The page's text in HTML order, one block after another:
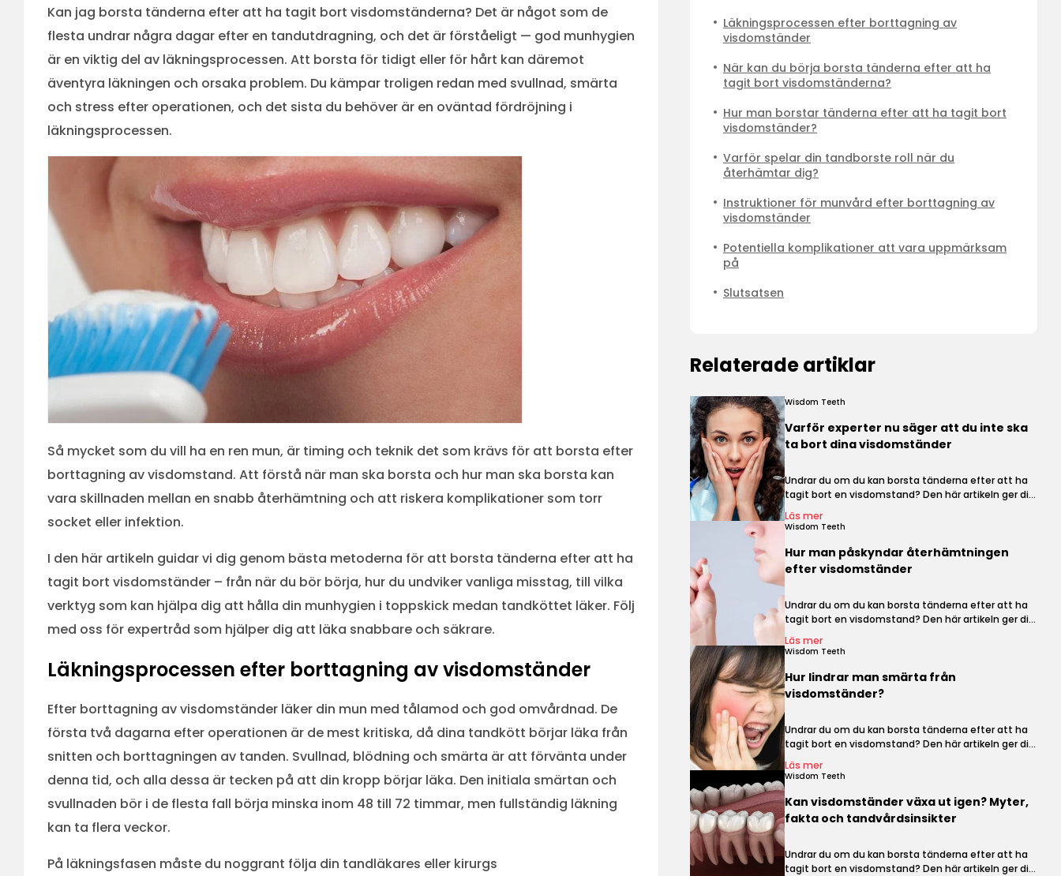
Kan jag borsta tänderna efter att ha tagit bort visdomständerna? Det är något som de
flesta undrar några dagar efter en tandutdragning, och det är förståeligt — god munhygien
är en viktig del av läkningsprocessen. Att borsta för tidigt eller för hårt kan däremot
äventyra läkningen och orsaka problem. Du kämpar troligen redan med svullnad, smärta
och stress efter operationen, och det sista du behöver är en oväntad fördröjning i
läkningsprocessen.
Så mycket som du vill ha en ren mun, är timing och teknik det som krävs för att borsta efter
borttagning av visdomstand. Att förstå när man ska borsta och hur man ska borsta kan
vara skillnaden mellan en snabb återhämtning och att riskera komplikationer som torr
socket eller infektion.
I den här artikeln guidar vi dig genom bästa metoderna för att borsta tänderna efter att ha
tagit bort visdomständer – från när du bör börja, hur du undviker vanliga misstag, till vilka
verktyg som kan hjälpa dig att hålla din munhygien i toppskick medan tandköttet läker. Följ
med oss för expertråd som hjälper dig att läka snabbare och säkrare.
Läkningsprocessen efter borttagning av visdomständer
Efter borttagning av visdomständer läker din mun med tålamod och god omvårdnad. De
första två dagarna efter operationen är de mest kritiska, då dina tandkött börjar läka från
snitten och borttagningen av tanden. Svullnad, blödning och smärta är att förvänta under
denna tid, och alla dessa är tecken på att din kropp börjar läka. Den initiala smärtan och
svullnaden bör i de flesta fall börja minska inom 48 till 72 timmar, men fullständig läkning
kan ta flera veckor.
På läkningsfasen måste du noggrant följa din tandläkares eller kirurgs
Läkningsprocessen efter borttagning av
visdomständer
När kan du börja borsta tänderna efter att ha
tagit bort visdomständerna?
Hur man borstar tänderna efter att ha tagit bort
visdomständer?
Varför spelar din tandborste roll när du
återhämtar dig?
Instruktioner för munvård efter borttagning av
visdomständer
Potentiella komplikationer att vara uppmärksam
på
Slutsatsen
Relaterade artiklar
Wisdom Teeth
Varför experter nu säger att du inte ska
ta bort dina visdomständer
Undrar du om du kan borsta tänderna efter att ha
tagit bort en visdomstand? Den här artikeln ger dig
Läs mer
Wisdom Teeth
Hur man påskyndar återhämtningen
efter visdomständer
Undrar du om du kan borsta tänderna efter att ha
tagit bort en visdomstand? Den här artikeln ger dig
Läs mer
Wisdom Teeth
Hur lindrar man smärta från
visdomständer?
Undrar du om du kan borsta tänderna efter att ha
tagit bort en visdomstand? Den här artikeln ger dig
Läs mer
Wisdom Teeth
Kan visdomständer växa ut igen? Myter,
fakta och tandvårdsinsikter
Undrar du om du kan borsta tänderna efter att ha
tagit bort en visdomstand? Den här artikeln ger dig